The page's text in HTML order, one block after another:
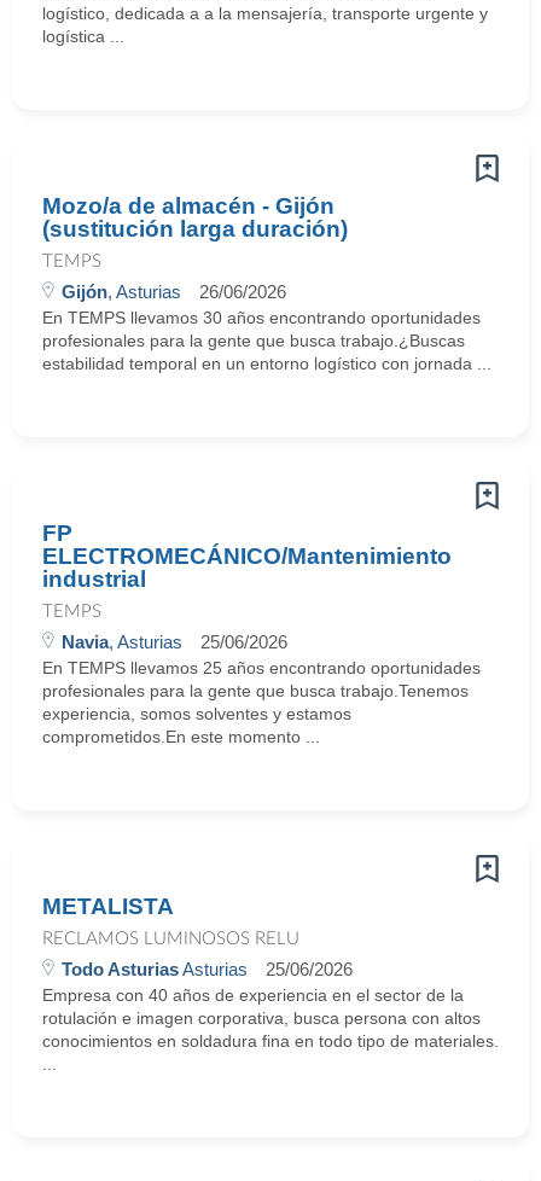
logístico, dedicada a a la mensajería, transporte urgente y
logística ...
Mozo/a de almacén - Gijón
(sustitución larga duración)
TEMPS
Gijón, Asturias 26/06/2026
En TEMPS llevamos 30 años encontrando oportunidades
profesionales para la gente que busca trabajo.¿Buscas
estabilidad temporal en un entorno logístico con jornada ...
FP
ELECTROMECÁNICO/Mantenimiento
industrial
TEMPS
Navia, Asturias 25/06/2026
En TEMPS llevamos 25 años encontrando oportunidades
profesionales para la gente que busca trabajo.Tenemos
experiencia, somos solventes y estamos
comprometidos.En este momento ...
METALISTA
RECLAMOS LUMINOSOS RELU
Todo AsturiasAsturias 25/06/2026
Empresa con 40 años de experiencia en el sector de la
rotulación e imagen corporativa, busca persona con altos
conocimientos en soldadura fina en todo tipo de materiales.